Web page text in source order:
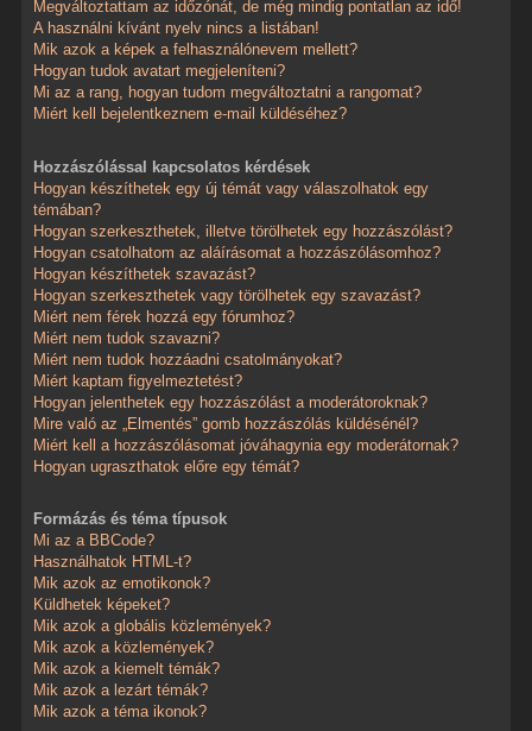
Megváltoztattam az időzónát, de még mindig pontatlan az idő!
A használni kívánt nyelv nincs a listában!
Mik azok a képek a felhasználónevem mellett?
Hogyan tudok avatart megjeleníteni?
Mi az a rang, hogyan tudom megváltoztatni a rangomat?
Miért kell bejelentkeznem e-mail küldéséhez?
Hozzászólással kapcsolatos kérdések
Hogyan készíthetek egy új témát vagy válaszolhatok egy
témában?
Hogyan szerkeszthetek, illetve törölhetek egy hozzászólást?
Hogyan csatolhatom az aláírásomat a hozzászólásomhoz?
Hogyan készíthetek szavazást?
Hogyan szerkeszthetek vagy törölhetek egy szavazást?
Miért nem férek hozzá egy fórumhoz?
Miért nem tudok szavazni?
Miért nem tudok hozzáadni csatolmányokat?
Miért kaptam figyelmeztetést?
Hogyan jelenthetek egy hozzászólást a moderátoroknak?
Mire való az „Elmentés” gomb hozzászólás küldésénél?
Miért kell a hozzászólásomat jóváhagynia egy moderátornak?
Hogyan ugraszthatok előre egy témát?
Formázás és téma típusok
Mi az a BBCode?
Használhatok HTML-t?
Mik azok az emotikonok?
Küldhetek képeket?
Mik azok a globális közlemények?
Mik azok a közlemények?
Mik azok a kiemelt témák?
Mik azok a lezárt témák?
Mik azok a téma ikonok?